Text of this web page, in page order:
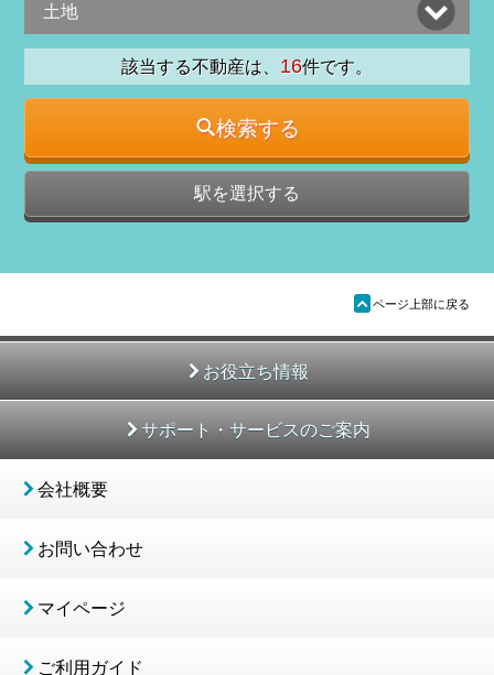
土地
該当する不動産は、 16件です。
検索する
駅を選択する
ü ページ上部に戻る
お役立ち情報
サポート・サービスのご案内
会社概要
お問い合わせ
マイページ
ご利用ガイド